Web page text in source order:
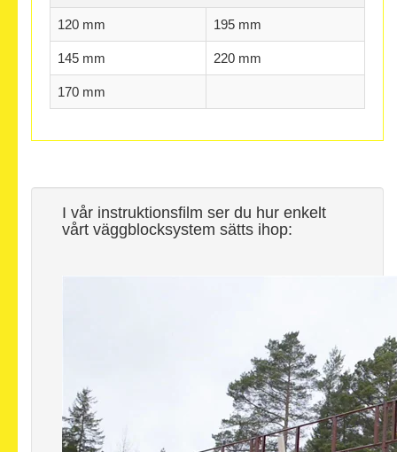
120 mm 195 mm
145 mm 220 mm
170 mm
I vår instruktionsfilm ser du hur enkelt
vårt väggblocksystem sätts ihop: